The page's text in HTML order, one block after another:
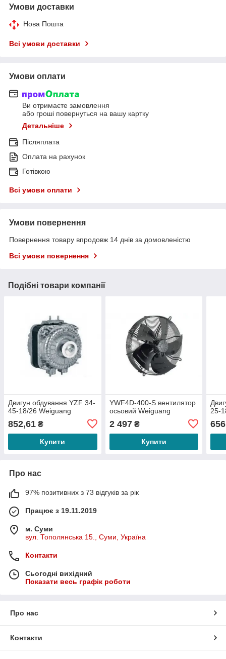
Умови доставки
Нова Пошта
Всі умови доставки
Умови оплати
Ви отримаєте замовлення
або гроші повернуться на вашу картку
Детальніше
Післяплата
Оплата на рахунок
Готівкою
Всі умови оплати
Умови повернення
Повернення товару впродовж 14 днів за домовленістю
Всі умови повернення
Подібні товари компанії
Двигун обдування YZF 34-
45-18/26 Weiguang
852,61 ₴
Купити
YWF4D-400-S вентилятор
осьовий Weiguang
2 497₴
Купити
25-
Про нас
97% позитивних з 73 відгуків за рік
Працює з 19.11.2019
м. Суми
вул. Тополянська 15., Суми, Україна
Контакти
Сьогодні вихідний
Показати весь графік роботи
Про нас
Контакти